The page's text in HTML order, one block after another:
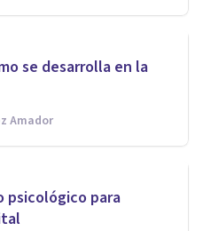
se desarrolla en la
Amador
psicológico para